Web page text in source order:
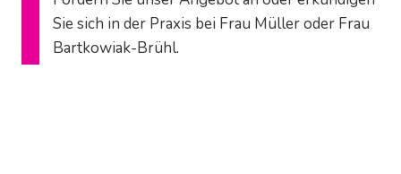
Sie sich in der Praxis bei Frau Müller oder Frau
Bartkowiak-Brühl.